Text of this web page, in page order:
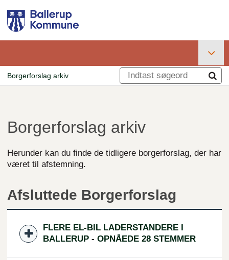
hovedindhold
Primær
navigation
Borgerforslag arkiv
Borgerforslag arkiv
Herunder kan du finde de tidligere borgerforslag, der har
været til afstemning.
Afsluttede Borgerforslag
FLERE EL-BIL LADERSTANDERE I
BALLERUP - OPNÅEDE 28 STEMMER